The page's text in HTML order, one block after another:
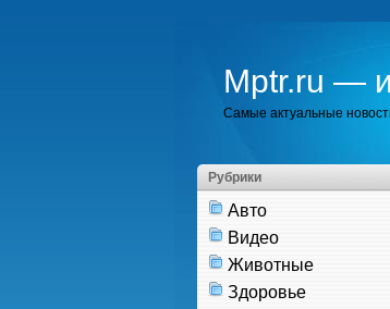
Mptr.ru —
Самые актуальные
Рубрики
Авто
Видео
Животные
Здоровье